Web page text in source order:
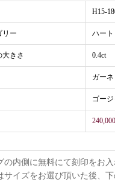
H15-
リー ハート
大きさ 0.4ct
ガーネ
ゴー
の内側に無料にて刻印をお入
サイズをお選び頂いた後、